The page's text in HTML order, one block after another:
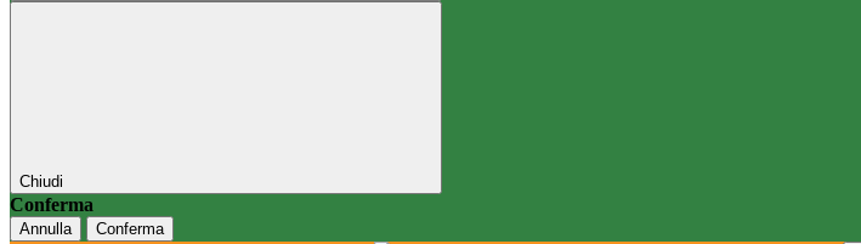
Chiudi
Conferma
Annulla Conferma